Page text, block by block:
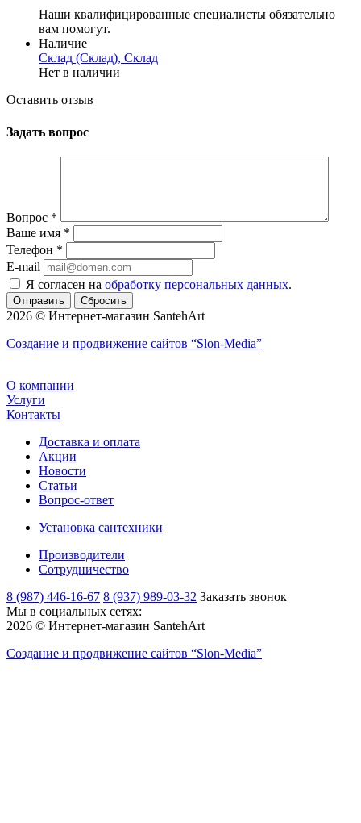
Наши квалифицированные специалисты обязательно
вам помогут.
Наличие
Склад (Склад), Склад
Нет в наличии
Оставить отзыв
Задать вопрос
Вопрос *
Ваше имя *
Телефон *
E-mail
Я согласен на обработку персональных данных.
Сбросить
2026 © Интернет-магазин SantehArt
Создание и продвижение сайтов “Slon-Media”
О компании
Услуги
Контакты
Доставка и оплата
Акции
Новости
Статьи
Вопрос-ответ
Установка сантехники
Производители
Сотрудничество
8 (987) 446-16-67 8 (937) 989-03-32 Заказать звонок
Мы в социальных сетях:
2026 © Интернет-магазин SantehArt
Создание и продвижение сайтов “Slon-Media”